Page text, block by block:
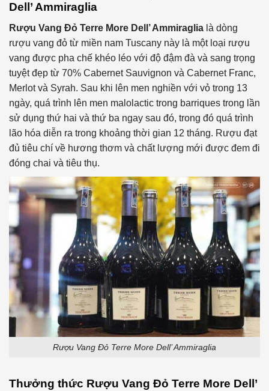
Dell’ Ammiraglia
Rượu Vang Đỏ Terre More Dell’ Ammiraglia là dòng
rượu vang đỏ từ miền nam Tuscany này là một loại rượu
vang được pha chế khéo léo với độ đậm đà và sang trọng
tuyệt đẹp từ 70% Cabernet Sauvignon và Cabernet Franc,
Merlot và Syrah. Sau khi lên men nghiền với vỏ trong 13
ngày, quá trình lên men malolactic trong barriques trong lần
sử dụng thứ hai và thứ ba ngay sau đó, trong đó quá trình
lão hóa diễn ra trong khoảng thời gian 12 tháng. Rượu đạt
đủ tiêu chí về hương thơm và chất lượng mới được đem đi
đóng chai và tiêu thụ.
Rượu Vang Đỏ Terre More Dell’ Ammiraglia
Thưởng thức Rượu Vang Đỏ Terre More Dell’